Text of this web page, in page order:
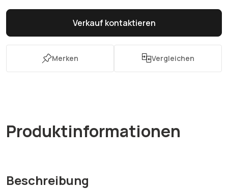
Verkauf kontaktieren
Merken Vergleichen
Produktinformationen
Beschreibung